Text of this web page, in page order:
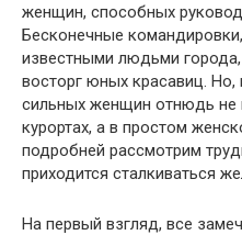
женщин, способных
Бесконечные
известными людьми
восторг юных красавиц. Но,
сильных женщин отнюдь не
курортах, а в простом
подробней рассмотрим
приходится сталкиваться
На первый взгляд, все